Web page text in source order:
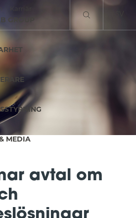
GROUP
MEDIA
avtal om